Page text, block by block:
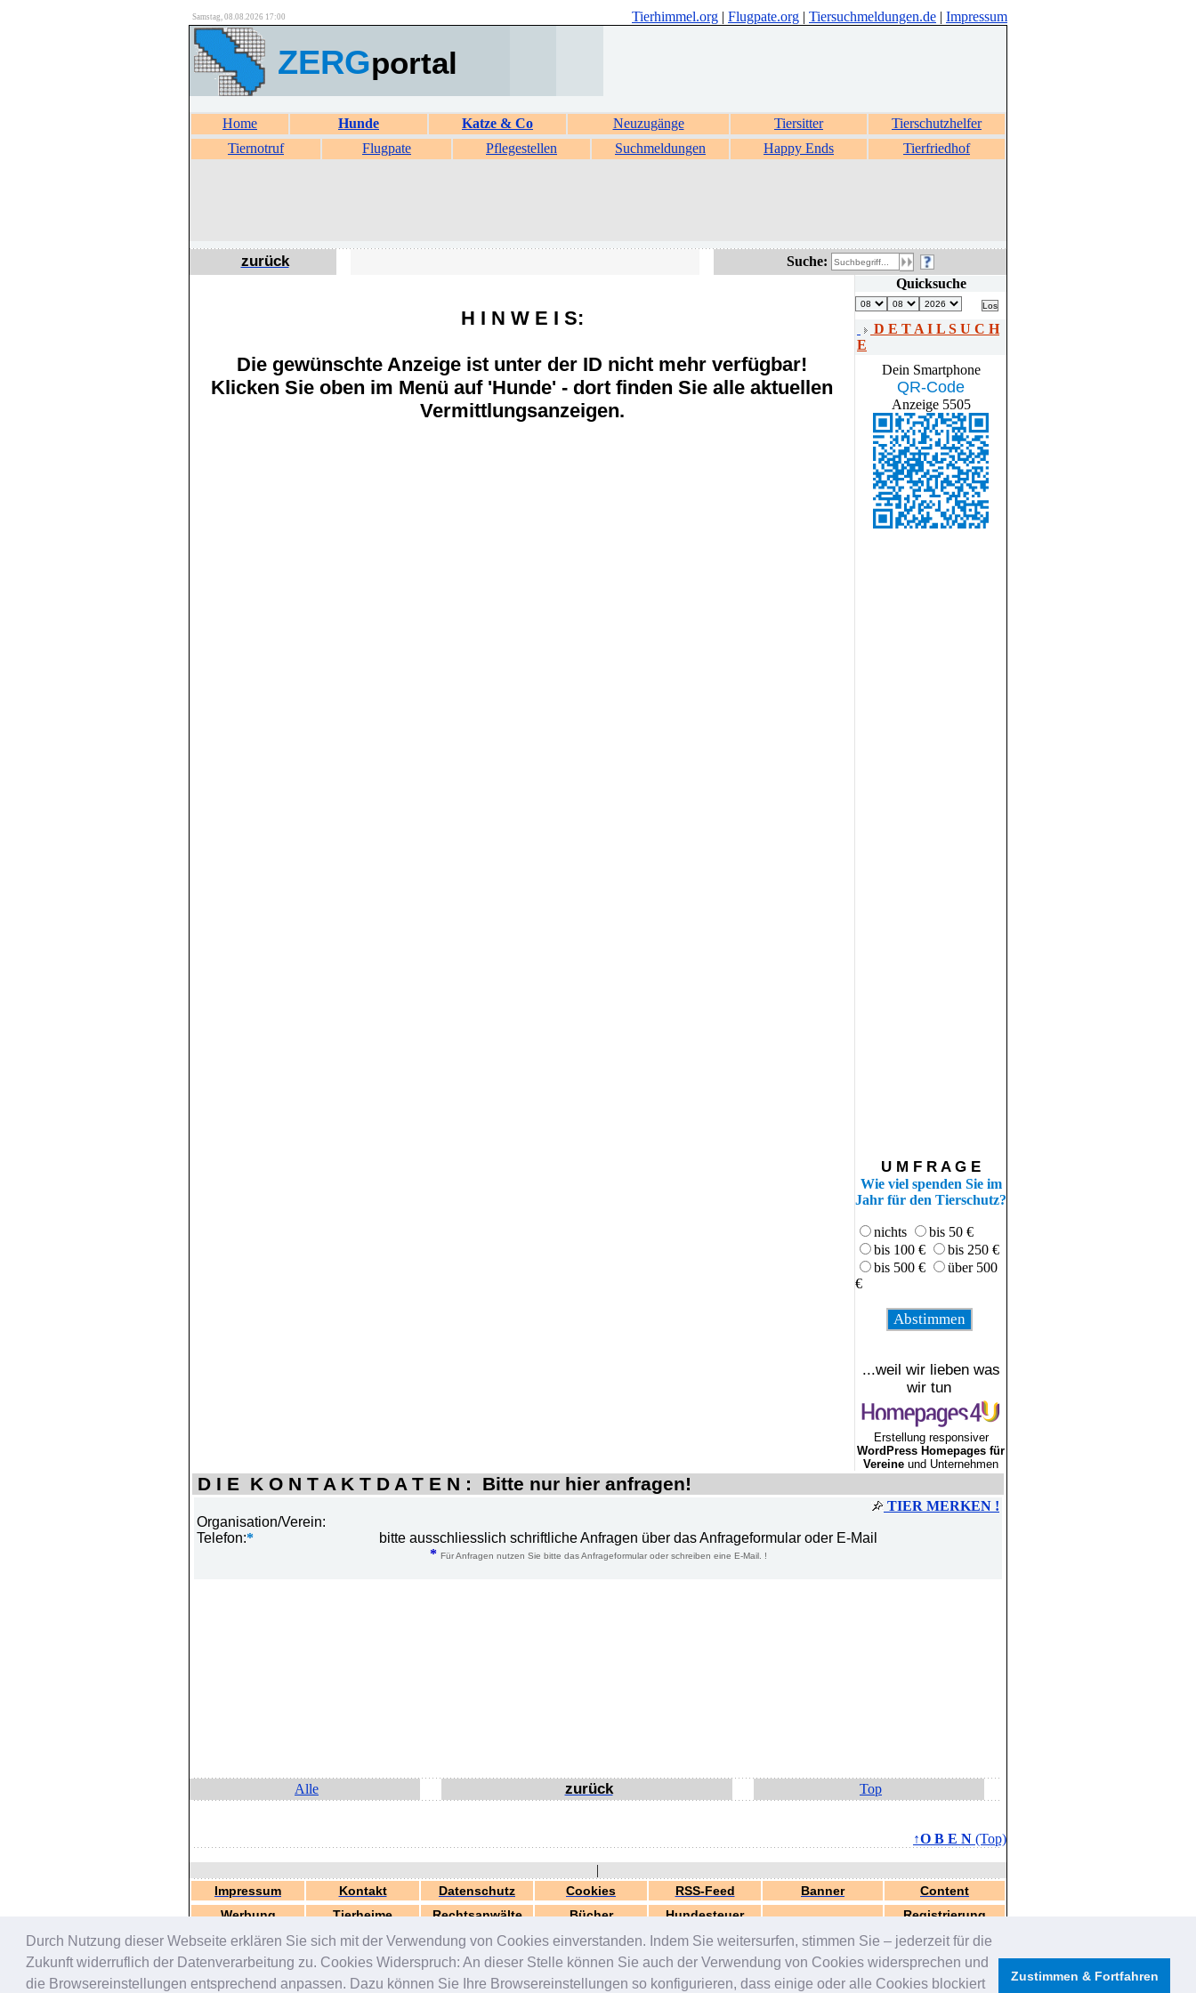
Durch Nutzung dieser Webseite erklären Sie sich mit der Verwendung von Cookies einverstanden. Indem Sie weitersurfen, stimmen Sie – jederzeit für die
Zukunft widerruflich der Datenverarbeitung zu. Cookies Widerspruch: An dieser Stelle können Sie auch der Verwendung von Cookies widersprechen und
die Browsereinstellungen entsprechend anpassen. Dazu können Sie Ihre Browsereinstellungen so konfigurieren, dass einige oder alle Cookies blockiert
Zustimmen & Fortfahren
Samstag, 08.08.2026 17:00 Tierhimmel.org | Flugpate.org | Tiersuchmeldungen.de | Impressum
ZERGportal
Home Hunde Katze & Co Neuzugänge Tiersitter
Tierschutzhelfer
Tiernotruf
Flugpate Pflegestellen Suchmeldungen Happy Ends Tierfriedhof
zurück Suche:
H I N W E I S:
Die gewünschte Anzeige ist unter der ID nicht mehr verfügbar!
Klicken Sie oben im Menü auf 'Hunde' - dort finden Sie alle aktuellen
Vermittlungsanzeigen.
Quicksuche
D E T A I L S U C H
E
Dein Smartphone
QR-Code
Anzeige 5505
U M F R A G E
Wie viel spenden Sie im
Jahr für den Tierschutz?
nichts
bis 50 €
bis 100 €
bis 250 €
bis 500 €
über 500
€
...weil wir lieben was
wir tun
Erstellung responsiver
WordPress Homepages für
Vereine und Unternehmen
D I E K O N T A K T D A T E N : Bitte nur hier anfragen!
TIER MERKEN !
Organisation/Verein:
Telefon:*
bitte ausschliesslich schriftliche Anfragen über das Anfrageformular oder E-Mail
* Für Anfragen nutzen Sie bitte das Anfrageformular oder schreiben eine E-Mail. !
Alle zurück Top
↑O B E N (Top)
|
Impressum Kontakt Datenschutz Cookies RSS-Feed Banner
Content
Werbung
Tierheime Rechtsanwälte Bücher Hundesteuer Registrierung
generiert in 0.03 Sek.
© 2000-2026 by
ZERGportal